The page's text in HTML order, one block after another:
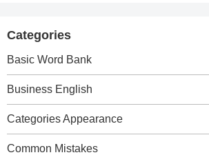
Categories
Basic Word Bank
Business English
Categories Appearance
Common Mistakes